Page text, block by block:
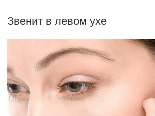
Звенит в левом ухе